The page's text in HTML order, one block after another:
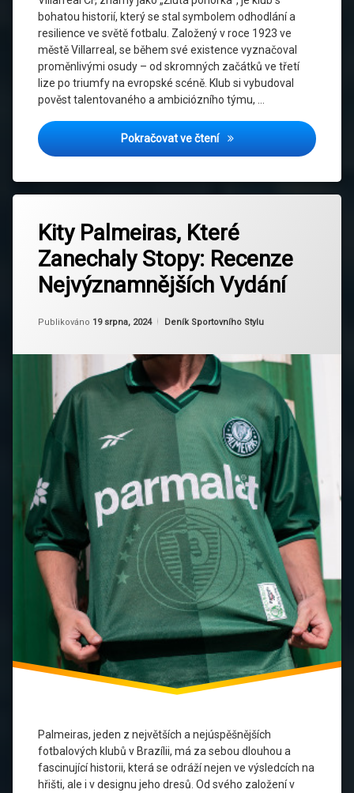
bohatou historií, který se stal symbolem odhodlání a
resilience ve světě fotbalu. Založený v roce 1923 ve
městě Villarreal, se během své existence vyznačoval
proměnlivými osudy – od skromných začátků ve třetí
lize po triumfy na evropské scéně. Klub si vybudoval
pověst talentovaného a ambiciózního týmu, …
Pokračovat ve čteníNávrat z propasti: Jak
Vítězství
v
Evropské
Kity Palmeiras, Které
Zanechaly Stopy: Recenze
Nejvýznamnějších Vydání
Publikováno 19 srpna, 2024
Aktualizováno 19 srpna, 2024
Od Ruby
Kategorie:
Deník Sportovního Stylu
Palmeiras, jeden z největších a nejúspěšnějších
fotbalových klubů v Brazílii, má za sebou dlouhou a
fascinující historii, která se odráží nejen ve výsledcích na
hřišti, ale i v designu jeho dresů. Od svého založení v
Design
dresů
Dresy
Palmeiras
Trendy
Fotbalové
Vydání
Historie
Dresů
Ikonické
Dresy
Klubová
Identita
Palmeiras
Dresy
Symbolika
Dresů
komentář
na
Kity
Palmeiras,
Které
Zanechaly
Recenze
Vydání